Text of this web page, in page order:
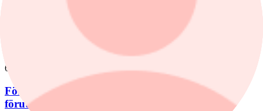
Lancelot Sverige steg 8,6% i juli, mot 2,2% för jämförelseindex.
Rapportvinnarna Mips och Troax bidrog till uppgången. I Troax ser
förvaltaren Erik Bertilsson fortsatt stor potential.
6 augusti, 17:03
Försvarsförvaltarna spår ny tillväxtfas: ”Goda
förutsättningar”